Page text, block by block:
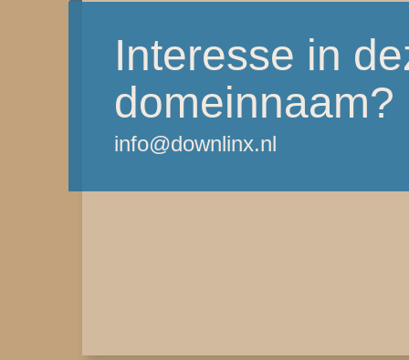
Interesse in
domeinnaam?
info@downlinx.nl